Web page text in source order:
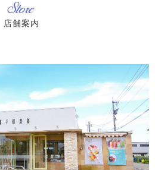
Store
店舗案内